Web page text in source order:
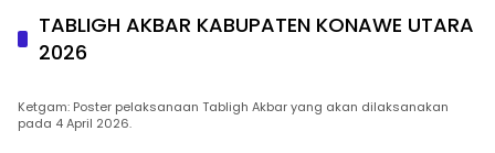
TABLIGH AKBAR KABUPATEN KONAWE UTARA
2026
Ketgam: Poster pelaksanaan Tabligh Akbar yang akan dilaksanakan
pada 4 April 2026.